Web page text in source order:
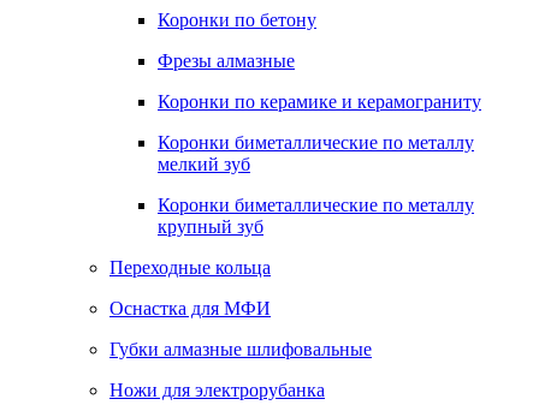
Коронки по бетону
Фрезы алмазные
Коронки по керамике и керамограниту
Коронки биметаллические по металлу
мелкий зуб
Коронки биметаллические по металлу
крупный зуб
Переходные кольца
Оснастка для МФИ
Губки алмазные шлифовальные
Ножи для электрорубанка